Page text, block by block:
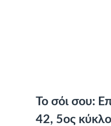
Το σόι σου:
42, 5ος